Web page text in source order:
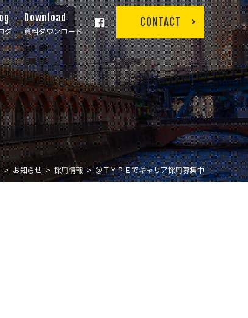
グ
Download
資料ダウンロード
CONTACT
お知らせ 採用情報 ＠ＴＹＰＥでキャリア採用募集中